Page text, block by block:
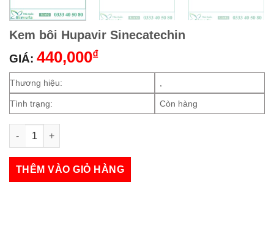
Kem bôi Hupavir Sinecatechin
GIÁ: 440,000₫
Thương hiệu: ,
Tình trạng: Còn hàng
THÊM VÀO GIỎ HÀNG